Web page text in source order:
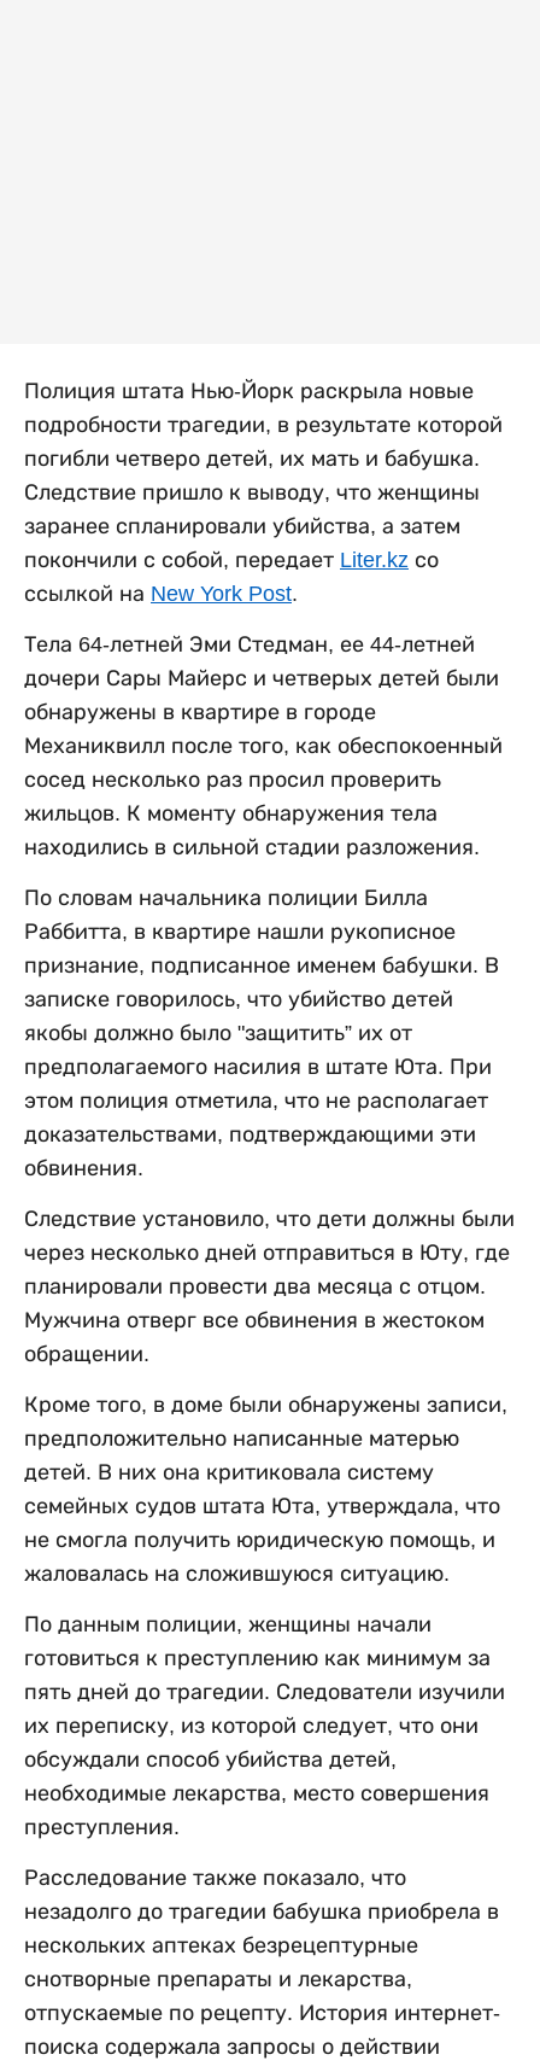
Полиция штата Нью-Йорк раскрыла новые
подробности трагедии, в результате которой
погибли четверо детей, их мать и бабушка.
Следствие пришло к выводу, что женщины
заранее спланировали убийства, а затем
покончили с собой, передает Liter.kz со
ссылкой на New York Post.
Тела 64-летней Эми Стедман, ее 44-летней
дочери Сары Майерс и четверых детей были
обнаружены в квартире в городе
Механиквилл после того, как обеспокоенный
сосед несколько раз просил проверить
жильцов. К моменту обнаружения тела
находились в сильной стадии разложения.
По словам начальника полиции Билла
Раббитта, в квартире нашли рукописное
признание, подписанное именем бабушки. В
записке говорилось, что убийство детей
якобы должно было "защитить” их от
предполагаемого насилия в штате Юта. При
этом полиция отметила, что не располагает
доказательствами, подтверждающими эти
обвинения.
Следствие установило, что дети должны были
через несколько дней отправиться в Юту, где
планировали провести два месяца с отцом.
Мужчина отверг все обвинения в жестоком
обращении.
Кроме того, в доме были обнаружены записи,
предположительно написанные матерью
детей. В них она критиковала систему
семейных судов штата Юта, утверждала, что
не смогла получить юридическую помощь, и
жаловалась на сложившуюся ситуацию.
По данным полиции, женщины начали
готовиться к преступлению как минимум за
пять дней до трагедии. Следователи изучили
их переписку, из которой следует, что они
обсуждали способ убийства детей,
необходимые лекарства, место совершения
преступления.
Расследование также показало, что
незадолго до трагедии бабушка приобрела в
нескольких аптеках безрецептурные
снотворные препараты и лекарства,
отпускаемые по рецепту. История интернет-
поиска содержала запросы о действии